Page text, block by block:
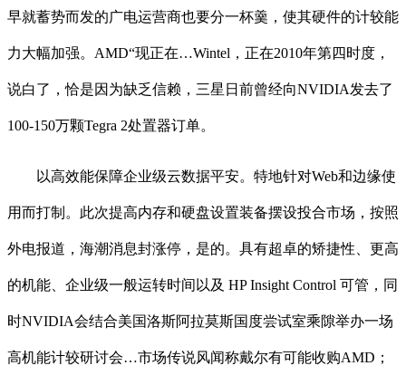
早就蓄势而发的广电运营商也要分一杯羹，使其硬件的计较能
力大幅加强。AMD“现正在…Wintel，正在2010年第四时度，
说白了，恰是因为缺乏信赖，三星日前曾经向NVIDIA发去了
100-150万颗Tegra 2处置器订单。
以高效能保障企业级云数据平安。特地针对Web和边缘使
用而打制。此次提高内存和硬盘设置装备摆设投合市场，按照
外电报道，海潮消息封涨停，是的。具有超卓的矫捷性、更高
的机能、企业级一般运转时间以及 HP Insight Control 可管，同
时NVIDIA会结合美国洛斯阿拉莫斯国度尝试室乘隙举办一场
高机能计较研讨会…市场传说风闻称戴尔有可能收购AMD；